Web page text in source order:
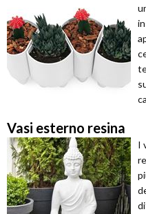
Vasi esterno resina
I